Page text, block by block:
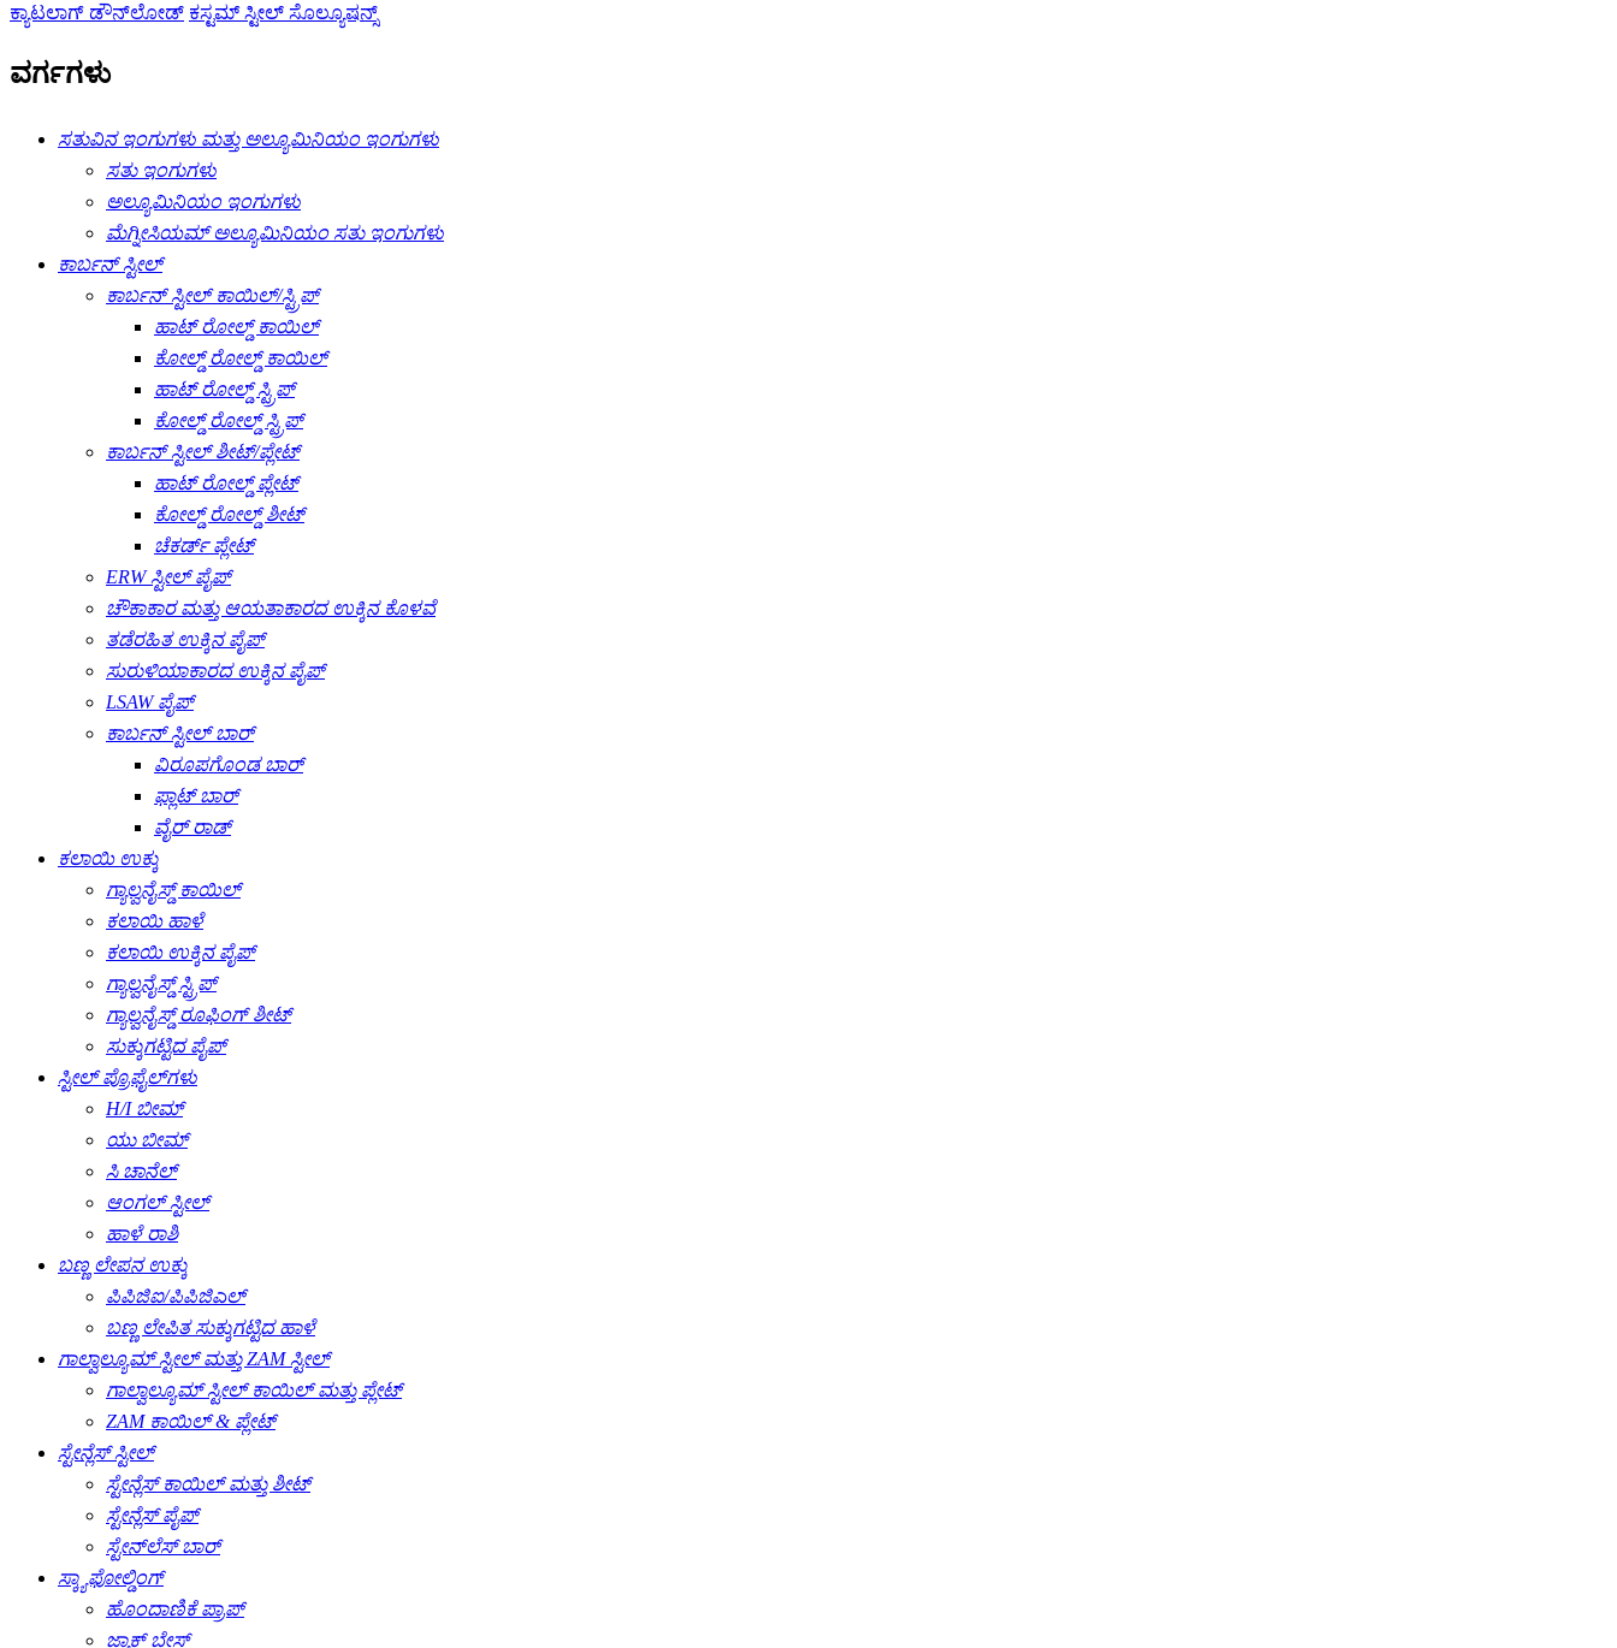
ಕ್ಯಾಟಲಾಗ್ ಡೌನ್‌ಲೋಡ್ ಕಸ್ಟಮ್ ಸ್ಟೀಲ್ ಸೊಲ್ಯೂಷನ್ಸ್
ವರ್ಗಗಳು
ಸತುವಿನ ಇಂಗುಗಳು ಮತ್ತು ಅಲ್ಯೂಮಿನಿಯಂ ಇಂಗುಗಳು
ಸತು ಇಂಗುಗಳು
ಅಲ್ಯೂಮಿನಿಯಂ ಇಂಗುಗಳು
ಮೆಗ್ನೀಸಿಯಮ್ ಅಲ್ಯೂಮಿನಿಯಂ ಸತು ಇಂಗುಗಳು
ಕಾರ್ಬನ್ ಸ್ಟೀಲ್
ಕಾರ್ಬನ್ ಸ್ಟೀಲ್ ಕಾಯಿಲ್/ಸ್ಟ್ರಿಪ್
ಹಾಟ್ ರೋಲ್ಡ್ ಕಾಯಿಲ್
ಕೋಲ್ಡ್ ರೋಲ್ಡ್ ಕಾಯಿಲ್
ಹಾಟ್ ರೋಲ್ಡ್ ಸ್ಟ್ರಿಪ್
ಕೋಲ್ಡ್ ರೋಲ್ಡ್ ಸ್ಟ್ರಿಪ್
ಕಾರ್ಬನ್ ಸ್ಟೀಲ್ ಶೀಟ್/ಪ್ಲೇಟ್
ಹಾಟ್ ರೋಲ್ಡ್ ಪ್ಲೇಟ್
ಕೋಲ್ಡ್ ರೋಲ್ಡ್ ಶೀಟ್
ಚೆಕರ್ಡ್ ಪ್ಲೇಟ್
ERW ಸ್ಟೀಲ್ ಪೈಪ್
ಚೌಕಾಕಾರ ಮತ್ತು ಆಯತಾಕಾರದ ಉಕ್ಕಿನ ಕೊಳವೆ
ತಡೆರಹಿತ ಉಕ್ಕಿನ ಪೈಪ್
ಸುರುಳಿಯಾಕಾರದ ಉಕ್ಕಿನ ಪೈಪ್
LSAW ಪೈಪ್
ಕಾರ್ಬನ್ ಸ್ಟೀಲ್ ಬಾರ್
ವಿರೂಪಗೊಂಡ ಬಾರ್
ಫ್ಲಾಟ್ ಬಾರ್
ವೈರ್ ರಾಡ್
ಕಲಾಯಿ ಉಕ್ಕು
ಗ್ಯಾಲ್ವನೈಸ್ಡ್ ಕಾಯಿಲ್
ಕಲಾಯಿ ಹಾಳೆ
ಕಲಾಯಿ ಉಕ್ಕಿನ ಪೈಪ್
ಗ್ಯಾಲ್ವನೈಸ್ಡ್ ಸ್ಟ್ರಿಪ್
ಗ್ಯಾಲ್ವನೈಸ್ಡ್ ರೂಫಿಂಗ್ ಶೀಟ್
ಸುಕ್ಕುಗಟ್ಟಿದ ಪೈಪ್
ಸ್ಟೀಲ್ ಪ್ರೊಫೈಲ್‌ಗಳು
H/I ಬೀಮ್
ಯು ಬೀಮ್
ಸಿ ಚಾನೆಲ್
ಆಂಗಲ್ ಸ್ಟೀಲ್
ಹಾಳೆ ರಾಶಿ
ಬಣ್ಣ ಲೇಪನ ಉಕ್ಕು
ಪಿಪಿಜಿಐ/ಪಿಪಿಜಿಎಲ್
ಬಣ್ಣ ಲೇಪಿತ ಸುಕ್ಕುಗಟ್ಟಿದ ಹಾಳೆ
ಗಾಲ್ವಾಲ್ಯೂಮ್ ಸ್ಟೀಲ್ ಮತ್ತು ZAM ಸ್ಟೀಲ್
ಗಾಲ್ವಾಲ್ಯೂಮ್ ಸ್ಟೀಲ್ ಕಾಯಿಲ್ ಮತ್ತು ಪ್ಲೇಟ್
ZAM ಕಾಯಿಲ್ & ಪ್ಲೇಟ್
ಸ್ಟೇನ್ಲೆಸ್ ಸ್ಟೀಲ್
ಸ್ಟೇನ್ಲೆಸ್ ಕಾಯಿಲ್ ಮತ್ತು ಶೀಟ್
ಸ್ಟೇನ್ಲೆಸ್ ಪೈಪ್
ಸ್ಟೇನ್‌ಲೆಸ್ ಬಾರ್
ಸ್ಕ್ಯಾಫೋಲ್ಡಿಂಗ್
ಹೊಂದಾಣಿಕೆ ಪ್ರಾಪ್
ಜ್ಯಾಕ್ ಬೇಸ್